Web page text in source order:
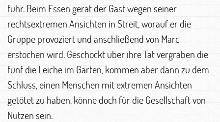
fuhr. Beim Essen gerät der Gast wegen seiner
rechtsextremen Ansichten in Streit, worauf er die
Gruppe provoziert und anschließend von Marc
erstochen wird. Geschockt über ihre Tat vergraben die
fünf die Leiche im Garten, kommen aber dann zu dem
Schluss, einen Menschen mit extremen Ansichten
getötet zu haben, könne doch für die Gesellschaft von
Nutzen sein.